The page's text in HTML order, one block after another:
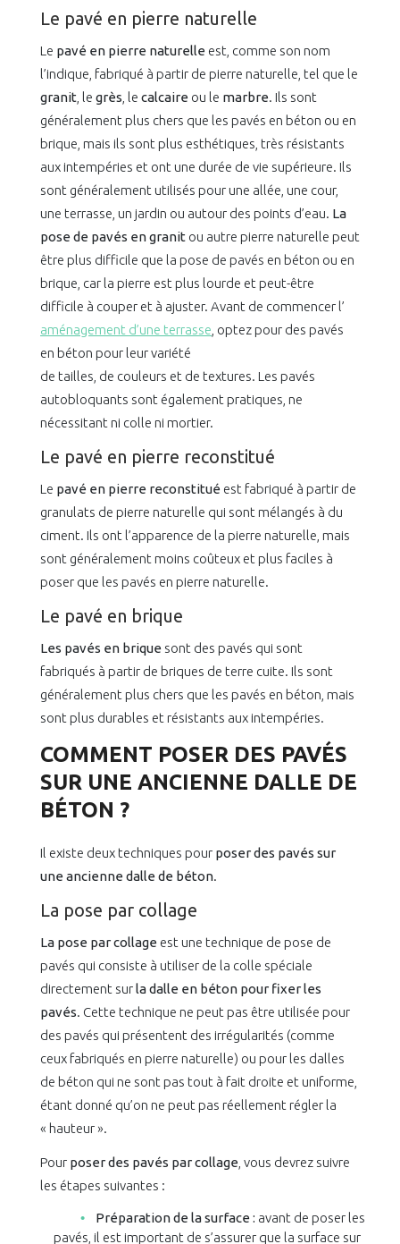
Le pavé en pierre naturelle
Le pavé en pierre naturelle est, comme son nom
l’indique, fabriqué à partir de pierre naturelle, tel que le
granit , le grès , le calcaire ou le marbre. Ils sont
généralement plus chers que les pavés en béton ou en
brique, mais ils sont plus esthétiques, très résistants
aux intempéries et ont une durée de vie supérieure. Ils
sont généralement utilisés pour une allée, une cour,
une terrasse, un jardin ou autour des points d’eau. La
pose de pavés en granit ou autre pierre naturelle peut
être plus difficile que la pose de pavés en béton ou en
brique, car la pierre est plus lourde et peut-être
difficile à couper et à ajuster. Avant de commencer l’
aménagement d’une terrasse , optez pour des pavés
en béton pour leur variété
de tailles, de couleurs et de textures. Les pavés
autobloquants sont également pratiques, ne
nécessitant ni colle ni mortier.
Le pavé en pierre reconstitué
Le pavé en pierre reconstitué est fabriqué à partir de
granulats de pierre naturelle qui sont mélangés à du
ciment. Ils ont l’apparence de la pierre naturelle, mais
sont généralement moins coûteux et plus faciles à
poser que les pavés en pierre naturelle.
Le pavé en brique
Les pavés en brique sont des pavés qui sont
fabriqués à partir de briques de terre cuite. Ils sont
généralement plus chers que les pavés en béton, mais
sont plus durables et résistants aux intempéries.
COMMENT POSER DES PAVÉS
SUR UNE ANCIENNE DALLE DE
BÉTON ?
Il existe deux techniques pour poser des pavés sur
une ancienne dalle de béton.
La pose par collage
La pose par collage est une technique de pose de
pavés qui consiste à utiliser de la colle spéciale
directement surla dalle en béton pour fixer les
pavés. Cette technique ne peut pas être utilisée pour
des pavés qui présentent des irrégularités (comme
ceux fabriqués en pierre naturelle) ou pour les dalles
de béton qui ne sont pas tout à fait droite et uniforme,
étant donné qu’on ne peut pas réellement régler la
« hauteur ».
Pour poser des pavés par collage , vous devrez suivre
les étapes suivantes :
Préparation de la surface : avant de poser les
pavés, il est important de s’assurer que la surface sur